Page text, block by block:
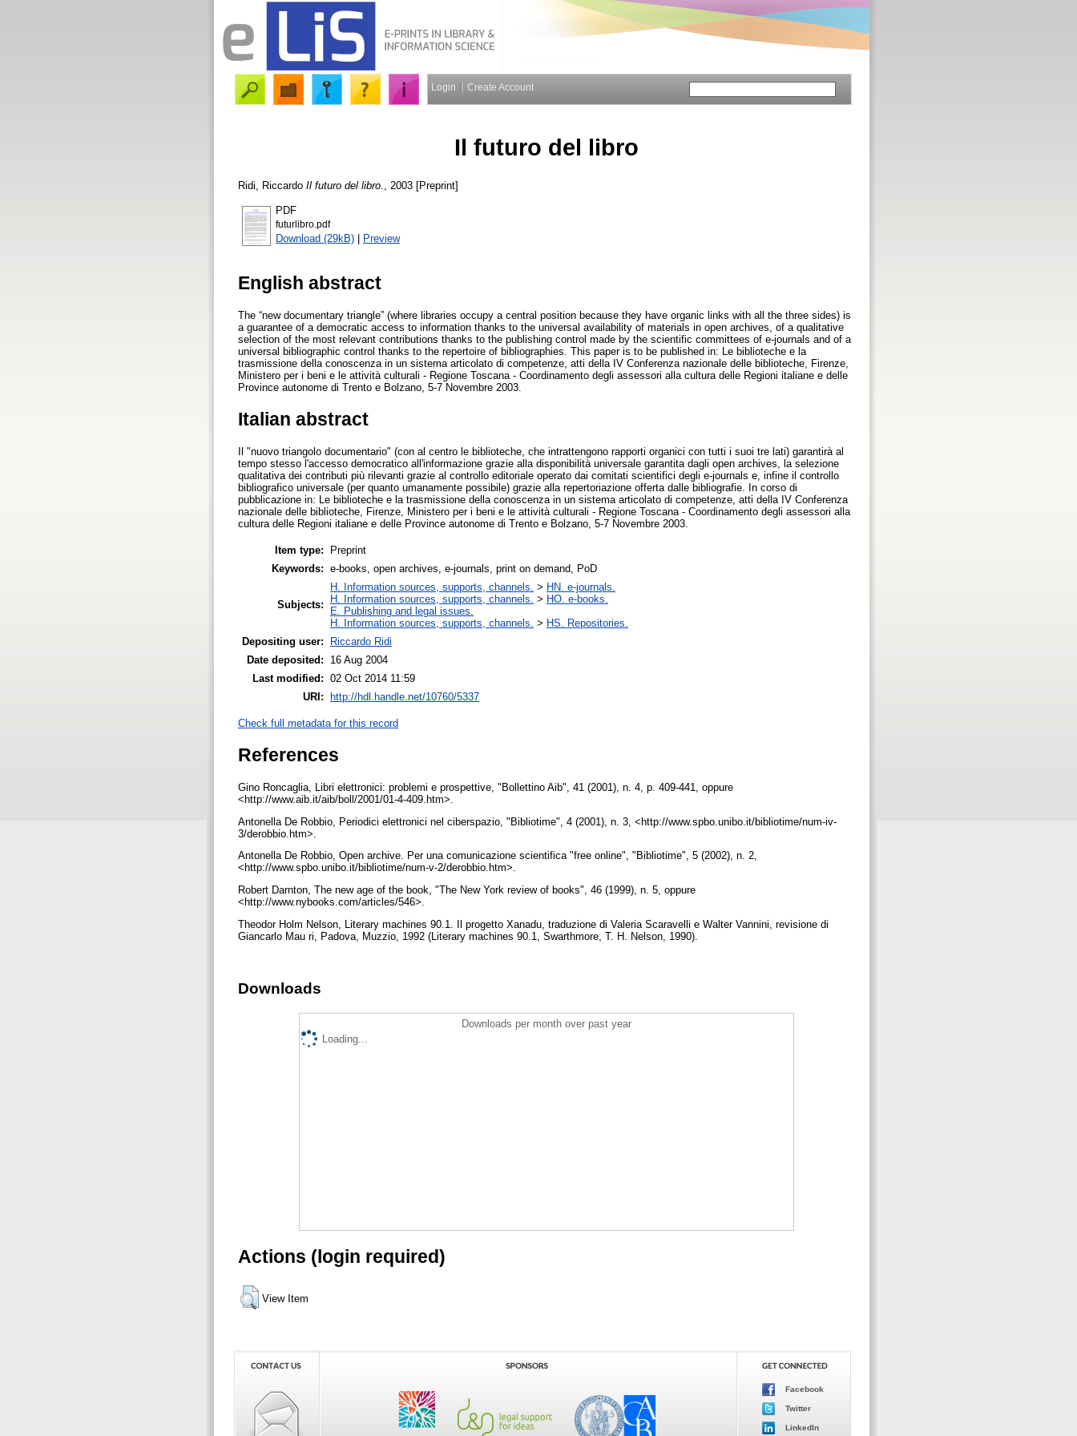
Login Create Account
Il futuro del libro
Ridi, Riccardo Il futuro del libro. , 2003 [Preprint]
PDF
futurlibro.pdf
Download (29kB) | Preview
English abstract
The “new documentary triangle” (where libraries occupy a central position because they have organic links with all the three sides) is
a guarantee of a democratic access to information thanks to the universal availability of materials in open archives, of a qualitative
selection of the most relevant contributions thanks to the publishing control made by the scientific committees of e-journals and of a
universal bibliographic control thanks to the repertoire of bibliographies. This paper is to be published in: Le biblioteche e la
trasmissione della conoscenza in un sistema articolato di competenze, atti della IV Conferenza nazionale delle biblioteche, Firenze,
Ministero per i beni e le attività culturali - Regione Toscana - Coordinamento degli assessori alla cultura delle Regioni italiane e delle
Province autonome di Trento e Bolzano, 5-7 Novembre 2003.
Italian abstract
Il "nuovo triangolo documentario" (con al centro le biblioteche, che intrattengono rapporti organici con tutti i suoi tre lati) garantirà al
tempo stesso l'accesso democratico all'informazione grazie alla disponibilità universale garantita dagli open archives, la selezione
qualitativa dei contributi più rilevanti grazie al controllo editoriale operato dai comitati scientifici degli e-journals e, infine il controllo
bibliografico universale (per quanto umanamente possibile) grazie alla repertoriazione offerta dalle bibliografie. In corso di
pubblicazione in: Le biblioteche e la trasmissione della conoscenza in un sistema articolato di competenze, atti della IV Conferenza
nazionale delle biblioteche, Firenze, Ministero per i beni e le attività culturali - Regione Toscana - Coordinamento degli assessori alla
cultura delle Regioni italiane e delle Province autonome di Trento e Bolzano, 5-7 Novembre 2003.
Item type:
Preprint
Keywords: e-books, open archives, e-journals, print on demand, PoD
Subjects:
H. Information sources, supports, channels. > HN. e-journals.
H. Information sources, supports, channels. > HO. e-books.
E. Publishing and legal issues.
H. Information sources, supports, channels. > HS. Repositories.
Depositing user:
Riccardo Ridi
Date deposited:
16 Aug 2004
Last modified: 02 Oct 2014 11:59
URI:
http://hdl.handle.net/10760/5337
Check full metadata for this record
References
Gino Roncaglia, Libri elettronici: problemi e prospettive, "Bollettino Aib", 41 (2001), n. 4, p. 409-441, oppure
<http://www.aib.it/aib/boll/2001/01-4-409.htm>.
Antonella De Robbio, Periodici elettronici nel ciberspazio, "Bibliotime", 4 (2001), n. 3, <http://www.spbo.unibo.it/bibliotime/num-iv-
3/derobbio.htm>.
Antonella De Robbio, Open archive. Per una comunicazione scientifica "free online", "Bibliotime", 5 (2002), n. 2,
<http://www.spbo.unibo.it/bibliotime/num-v-2/derobbio.htm>.
Robert Darnton, The new age of the book, "The New York review of books", 46 (1999), n. 5, oppure
<http://www.nybooks.com/articles/546>.
Theodor Holm Nelson, Literary machines 90.1. Il progetto Xanadu, traduzione di Valeria Scaravelli e Walter Vannini, revisione di
Giancarlo Mau ri, Padova, Muzzio, 1992 (Literary machines 90.1, Swarthmore, T. H. Nelson, 1990).
Downloads
Downloads per month over past year
Loading...
Actions (login required)
View Item
Facebook
Twitter
LinkedIn